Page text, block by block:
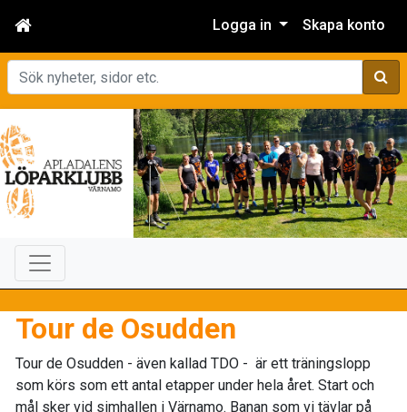
Logga in Skapa konto
Sök
Tour de Osudden
Tour de Osudden - även kallad TDO - är ett träningslopp
som körs som ett antal etapper under hela året. Start och
mål sker vid simhallen i Värnamo. Banan som vi tävlar på